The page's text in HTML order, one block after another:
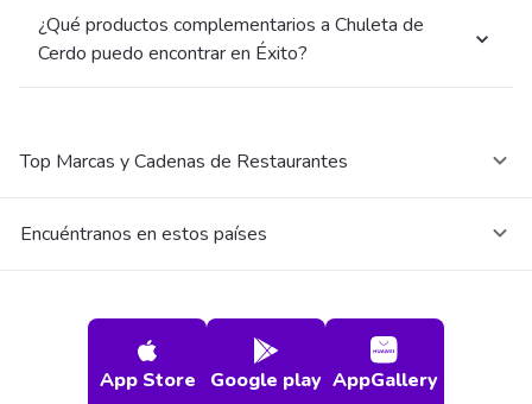
¿Qué productos complementarios a Chuleta de
Cerdo puedo encontrar en Éxito?
Top Marcas y Cadenas de Restaurantes
Encuéntranos en estos países
App Store Google play AppGallery